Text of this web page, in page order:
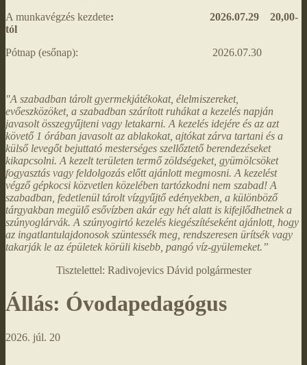
A munkavégzés kezdete: 2026.07.29 20,00-
tól
Pótnap (esőnap): 2026.07.30
"A szabadban tárolt gyermekjátékokat, élelmiszereket,
evőeszközöket, a szabadban szárított ruhákat a kezelés napján
javasolt összegyűjteni vagy letakarni. A kezelés idejére és az azt
követő 1 órában javasolt az ablakokat, ajtókat zárva tartani és a
külső levegőt bejuttató mesterséges szellőztető berendezéseket
kikapcsolni. A kezelt területen termő zöldségeket, gyümölcsöket
fogyasztás vagy feldolgozás előtt ajánlott megmosni. A kezelést
végző gépkocsi közvetlen közelében tartózkodni nem szabad! A
szabadban, fedetlenül tárolt vízgyűjtő edényekben, a különböző
tárgyakban megülő esővízben akár egy hét alatt is kifejlődhetnek a
szúnyoglárvák. A szúnyogirtó kezelés kiegészítéseként ajánlott, hogy
az ingatlantulajdonosok szüntessék meg, rendszeresen ürítsék vagy
takarják le az épületek körüli kisebb, pangó víz-gyülemeket.”
Tisztelettel: Radivojevics Dávid polgármester
Állás: Óvodapedagógus
2026. júl. 20